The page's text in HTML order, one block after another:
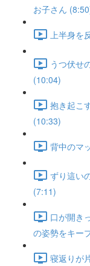
お子さん
上半身を
うつ伏せ
(10:04)
抱き起こ
(10:33)
背中のマ
ずり這い
(7:11)
口が開き
の姿勢をキー
寝返りが